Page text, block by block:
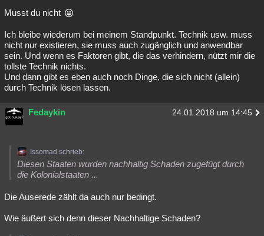
Musst du nicht
Ich bleibe wiederum bei meinem Standpunkt. Technik usw. muss
nicht nur existieren, sie muss auch zugänglich und anwendbar
sein. Und wenn es Faktoren gibt, die das verhindern, nützt mir die
tollste Technik nichts.
Und dann gibt es eben auch noch Dinge, die sich nicht (allein)
durch Technik lösen lassen.
Fedaykin 24.01.2018 um 14:45
Issomad schrieb:
Diesen Staaten wurden nachhaltig Schaden zugefügt durch
die Kolonialstaaten ...
Die Auserede zählt da auch nur bedingt.
Wie äußert sich denn dieser Nachhaltige Schaden?